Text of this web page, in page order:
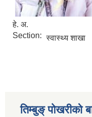
हे. अ.
Section: स्वास्थ्य शाखा
तिम्बुङ् पोखरीको